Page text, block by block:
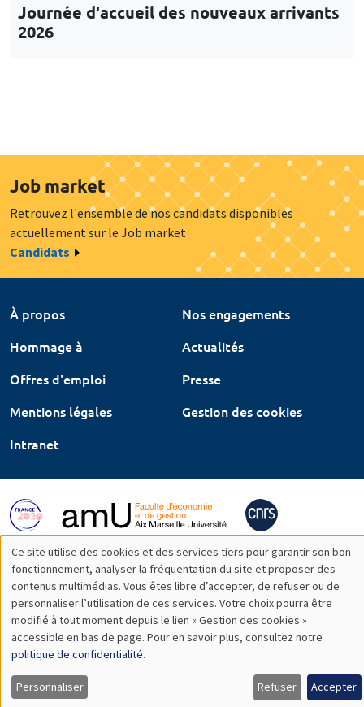
Journée d'accueil des nouveaux arrivants
2026
Job market
Retrouvez l'ensemble de nos candidats disponibles
actuellement sur le Job market
Candidats
À propos
Nos engagements
Hommage à
Actualités
Offres d'emploi
Presse
Mentions légales
Gestion des cookies
Intranet
Utilisation
des
données
personnelles
et
Ce site utilise des cookies et des services tiers pour garantir son bon
fonctionnement, analyser la fréquentation du site et proposer des
contenus multimédias. Vous êtes libre d’accepter, de refuser ou de
personnaliser l’utilisation de ces services. Votre choix pourra être
modifié à tout moment depuis le lien « Gestion des cookies »
accessible en bas de page. Pour en savoir plus, consultez notre
politique de confidentialité.
Personnaliser Refuser Accepter